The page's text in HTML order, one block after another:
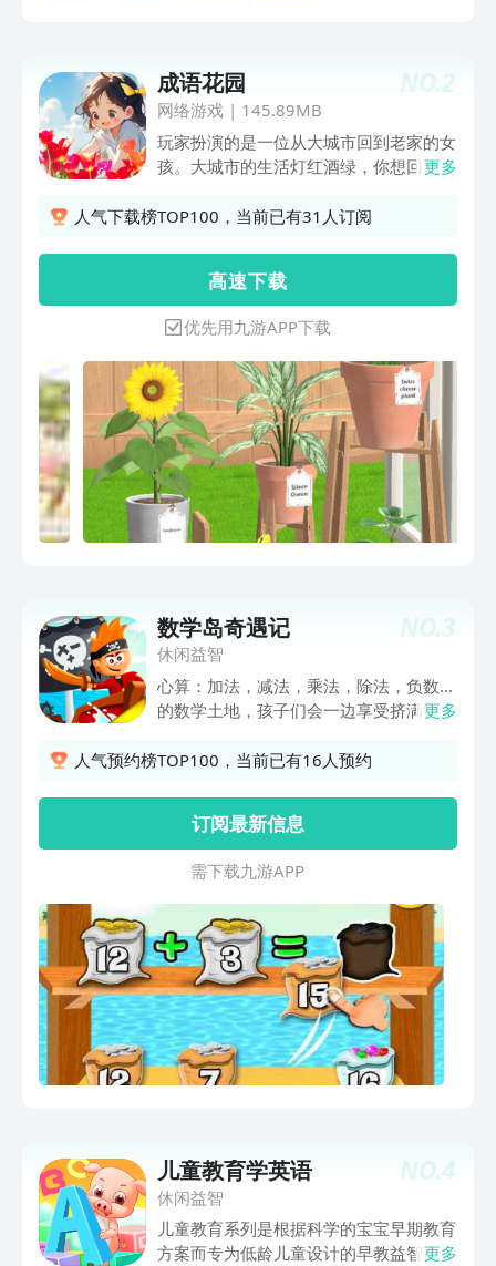
填充所有候选数3) 自动保存，中途离开
未完成的谜题，进度会保存下来，可以随
时继续4) 无限制撤销，方便尝试不同的
解法5) 好懂好用的图文教程等你来学，
配合习题，让你事半功倍6) 更多玩法持
续更新
NO.2
成语花园
网络游戏| 145.89MB
玩家扮演的是一位从大城市回到老家的女
孩。大城市的生活灯红酒绿，你想回到老
长大的地方，奶奶非常喜欢种花，现在你
戏核心玩法为成语填词，关卡内会出现互
相连接的成语，但成语不完整，缺少的字
会出现在关卡下方，玩家需要填上空缺完
成成语。如果玩家按照水滴出现的顺序完
成成语，就会获得水滴，关卡内的成语全
部填完时，玩家通过当前关卡。玩家填词
获得的水滴可以用来浇灌花朵，玩家通关
可以获得金币，金币可用来购买道具或者
花盆等。
更多
人气下载榜TOP100，当前已有31人订阅
高 速 下 载
优先用九游APP下载
NO.3
数学岛奇遇记
休闲益智
心算：加法，减法，乘法，除法，负数...
的数学土地，孩子们会一边享受挤满行动
数学土地是儿童和成年人的教育视频游
要数学运算加法，减法，乘法，从更高的
排序，以较低的，除和负数。 这不仅是
一个数学的应用程序，它是一个真正的教
育的冒险！ 一个邪恶的海盗，马克斯，
偷走了神圣的宝石，并诅咒的岛屿与障碍
和陷阱填充。
更多
人气预约榜TOP100，当前已有16人预约
订阅最新信息
需 下 载 九 游 A P P
NO.4
儿童教育学英语
休闲益智
儿童教育系列是根据科学的宝宝早期教育
方案而专为低龄儿童设计的早教益智产更多